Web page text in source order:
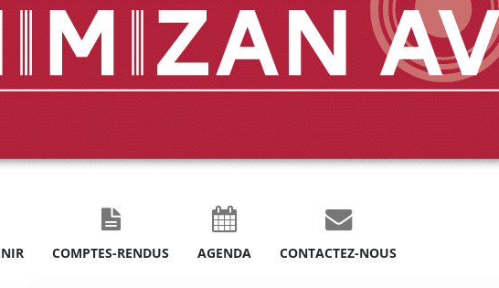
COMPTES-RENDUS AGENDA CONTACTEZ-NOUS